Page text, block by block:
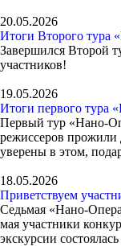
20.05.2026
Итоги Второго тура
Завершился Второй
участников!
19.05.2026
Итоги первого тура
Первый тур «Нано-
режиссеров
уверены в этом,
18.05.2026
Приветствуем
Седьмая «Нано-
мая участники
экскурсии